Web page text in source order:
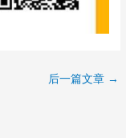
后一篇文章 →